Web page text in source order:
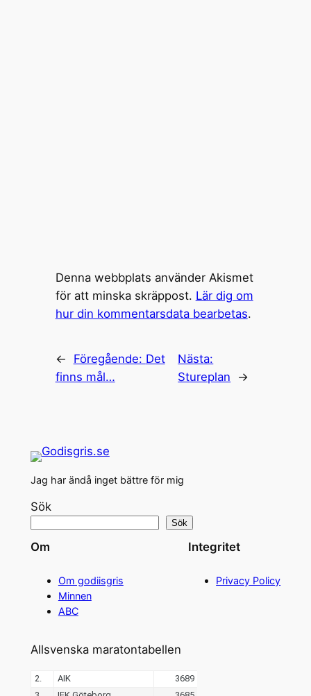
Denna webbplats använder Akismet
för att minska skräppost. Lär dig om
hur din kommentarsdata bearbetas.
← Föregående: Det
finns mål…
Nästa:
Stureplan
→
Jag har ändå inget bättre för mig
Sök
Sök
Om
Om godiisgris
Minnen
ABC
Integritet
Privacy Policy
Allsvenska maratontabellen